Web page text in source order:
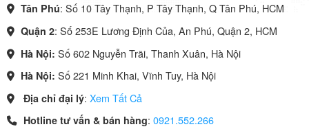
Tân Phú: Số 10 Tây Thạnh, P Tây Thạnh, Q Tân Phú, HCM
Quận 2: Số 253E Lương Định Của, An Phú, Quận 2, HCM
Hà Nội: Số 602 Nguyễn Trãi, Thanh Xuân, Hà Nội
Hà Nội: Số 221 Minh Khai, Vĩnh Tuy, Hà Nội
Địa chỉ đại lý: Xem Tất Cả
Hotline tư vấn & bán hàng: 0921.552.266